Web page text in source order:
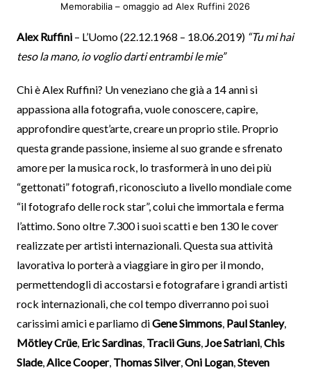
Memorabilia – omaggio ad Alex Ruffini 2026
Alex Ruffini– L’Uomo (22.12.1968 – 18.06.2019) “Tu mi hai
teso la mano, io voglio darti entrambi le mie”
Chi è Alex Ruffini? Un veneziano che già a 14 anni si
appassiona alla fotografia, vuole conoscere, capire,
approfondire quest’arte, creare un proprio stile. Proprio
questa grande passione, insieme al suo grande e sfrenato
amore per la musica rock, lo trasformerà in uno dei più
“gettonati” fotografi, riconosciuto a livello mondiale come
“il fotografo delle rock star”, colui che immortala e ferma
l’attimo. Sono oltre 7.300 i suoi scatti e ben 130 le cover
realizzate per artisti internazionali. Questa sua attività
lavorativa lo porterà a viaggiare in giro per il mondo,
permettendogli di accostarsi e fotografare i grandi artisti
rock internazionali, che col tempo diverranno poi suoi
carissimi amici e parliamo diGene Simmons, Paul Stanley,
Mötley Crüe, Eric Sardinas, Tracii Guns,Joe Satriani,Chis
Slade,Alice Cooper, Thomas Silver,Oni Logan,Steven